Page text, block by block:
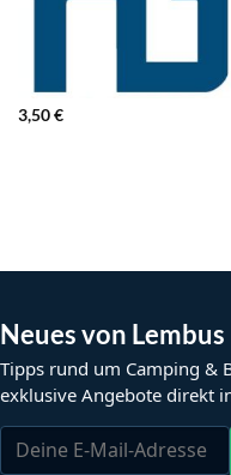
3,50€
Neues von Lembus
Tipps rund um Camping &
exklusive Angebote direkt